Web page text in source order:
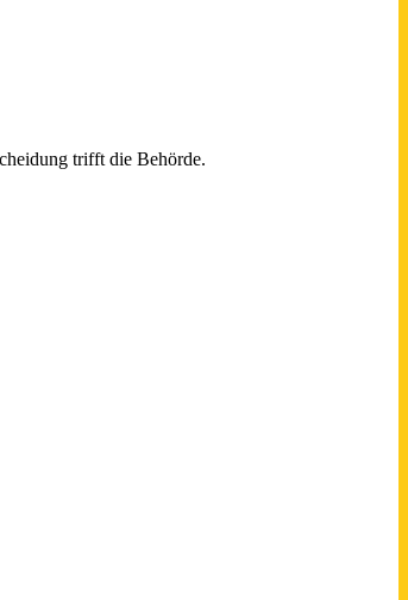
trifft die Behörde.